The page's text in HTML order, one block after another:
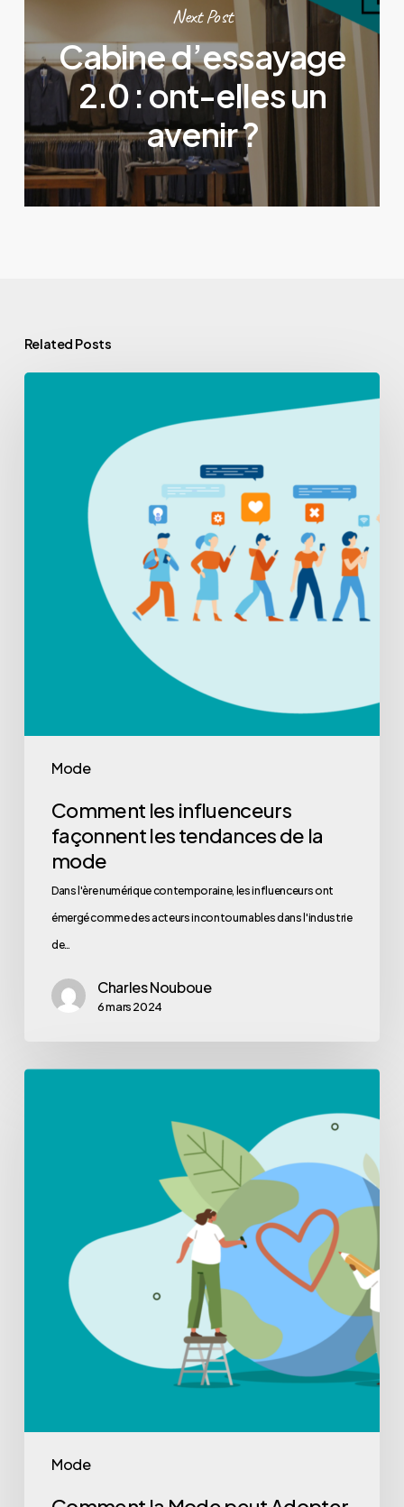
Next Post
Cabine d’essayage
2.0 : ont-elles un
avenir ?
Related Posts
Mode
Comment les influenceurs
façonnent les tendances de la
mode
Dans l'ère numérique contemporaine, les influenceurs ont
émergé comme des acteurs incontournables dans l'industrie
de…
Charles Nouboue
6 mars 2024
Mode